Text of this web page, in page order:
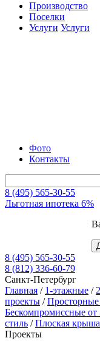
Производство
Поселки
Услуги Услуги
Фото
Контакты
8 (495) 565-30-55
Льготная ипотека 6%
8 (495) 565-30-55
8 (812) 336-60-79
Санкт-Петербург
Главная / 1-этажные /
проекты /Просторные
Бескомпромиссные от
стиль /Плоская крыша
Проекты